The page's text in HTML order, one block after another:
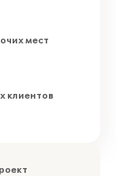
мест
клиентов